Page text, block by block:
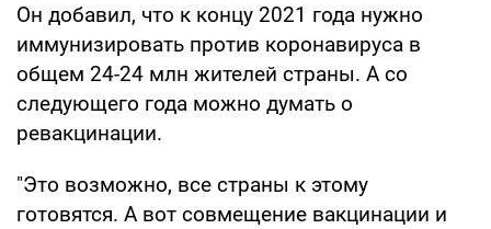
Он добавил, что к концу 2021 года нужно
иммунизировать против коронавируса в
общем 24-24 млн жителей страны. А со
следующего года можно думать о
ревакцинации.
"Это возможно, все страны к этому
готовятся. А вот совмещение вакцинации и